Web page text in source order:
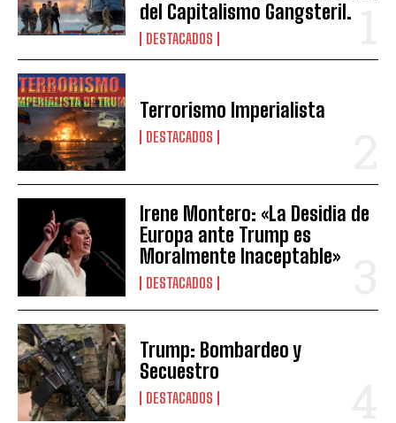
del Capitalismo Gangsteril.
DESTACADOS
Terrorismo Imperialista
DESTACADOS
Irene Montero: «La Desidia de
Europa ante Trump es
Moralmente Inaceptable»
DESTACADOS
Trump: Bombardeo y
Secuestro
DESTACADOS